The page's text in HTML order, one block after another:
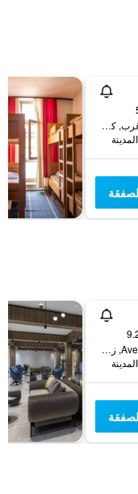
Kranjceviceva 29, زغرب, كرواتيا
Avenija Marina Držica 9, زغرب, كرواتيا